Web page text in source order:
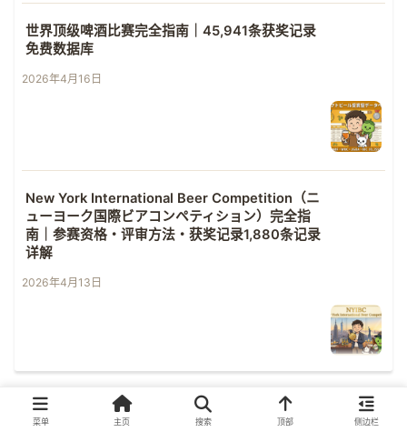
世界顶级啤酒比赛完全指南｜45,941条获奖记录
免费数据库
2026年4月16日
New York International Beer Competition（ニ
ューヨーク国際ビアコンペティション）完全指
南｜参赛资格・评审方法・获奖记录1,880条记录
详解
2026年4月13日
菜单 主页 搜索 顶部 侧边栏